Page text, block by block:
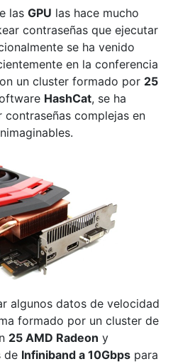
las GPU las hace mucho
contraseñas que ejecutar
se ha venido
en la conferencia
un cluster formado por 25
HashCat, se ha
complejas en
algunos datos de velocidad
formado por un cluster de
25 AMD Radeon y
de Infiniband a 10Gbps para